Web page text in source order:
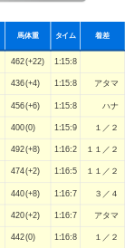
馬体重 タイム 着差
462(+22) 1:15:8
436(+4) 1:15:8 アタマ
456(+6) 1:15:8 ハナ
400(0) 1:15:9 １／２
492(+8) 1:16:2 １１／２
474(+2) 1:16:5 １１／２
440(+8) 1:16:7 ３／４
420(+2) 1:16:7 アタマ
442(0) 1:16:8 １／２